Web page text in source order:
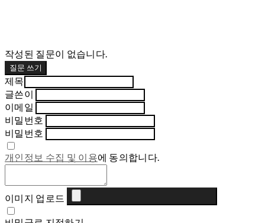
작성된 질문이 없습니다.
질문 쓰기
제목
글쓴이
이메일
비밀번호
비밀번호
개인정보 수집 및 이용에 동의합니다.
이미지 업로드